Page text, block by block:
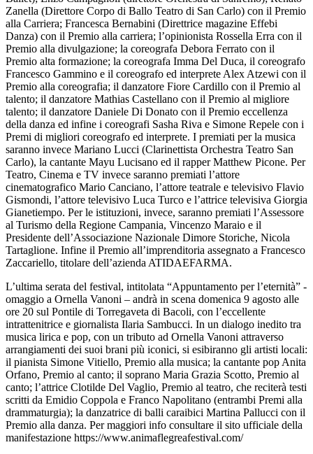
Zanella (Direttore Corpo di Ballo Teatro di San Carlo) con il Premio
alla Carriera; Francesca Bernabini (Direttrice magazine Effebi
Danza) con il Premio alla carriera; l’opinionista Rossella Erra con il
Premio alla divulgazione; la coreografa Debora Ferrato con il
Premio alta formazione; la coreografa Imma Del Duca, il coreografo
Francesco Gammino e il coreografo ed interprete Alex Atzewi con il
Premio alla coreografia; il danzatore Fiore Cardillo con il Premio al
talento; il danzatore Mathias Castellano con il Premio al migliore
talento; il danzatore Daniele Di Donato con il Premio eccellenza
della danza ed infine i coreografi Sasha Riva e Simone Repele con i
Premi di migliori coreografo ed interprete. I premiati per la musica
saranno invece Mariano Lucci (Clarinettista Orchestra Teatro San
Carlo), la cantante Mayu Lucisano ed il rapper Matthew Picone. Per
Teatro, Cinema e TV invece saranno premiati l’attore
cinematografico Mario Canciano, l’attore teatrale e televisivo Flavio
Gismondi, l’attore televisivo Luca Turco e l’attrice televisiva Giorgia
Gianetiempo. Per le istituzioni, invece, saranno premiati l’Assessore
al Turismo della Regione Campania, Vincenzo Maraio e il
Presidente dell’Associazione Nazionale Dimore Storiche, Nicola
Tartaglione. Infine il Premio all’imprenditoria assegnato a Francesco
Zaccariello, titolare dell’azienda ATIDAEFARMA.
L’ultima serata del festival, intitolata “Appuntamento per l’eternità” -
omaggio a Ornella Vanoni – andrà in scena domenica 9 agosto alle
ore 20 sul Pontile di Torregaveta di Bacoli, con l’eccellente
intrattenitrice e giornalista Ilaria Sambucci. In un dialogo inedito tra
musica lirica e pop, con un tributo ad Ornella Vanoni attraverso
arrangiamenti dei suoi brani più iconici, si esibiranno gli artisti locali:
il pianista Simone Vitiello, Premio alla musica; la cantante pop Anita
Orfano, Premio al canto; il soprano Maria Grazia Scotto, Premio al
canto; l’attrice Clotilde Del Vaglio, Premio al teatro, che reciterà testi
scritti da Emidio Coppola e Franco Napolitano (entrambi Premi alla
drammaturgia); la danzatrice di balli caraibici Martina Pallucci con il
Premio alla danza. Per maggiori info consultare il sito ufficiale della
manifestazione https://www.animaflegreafestival.com/